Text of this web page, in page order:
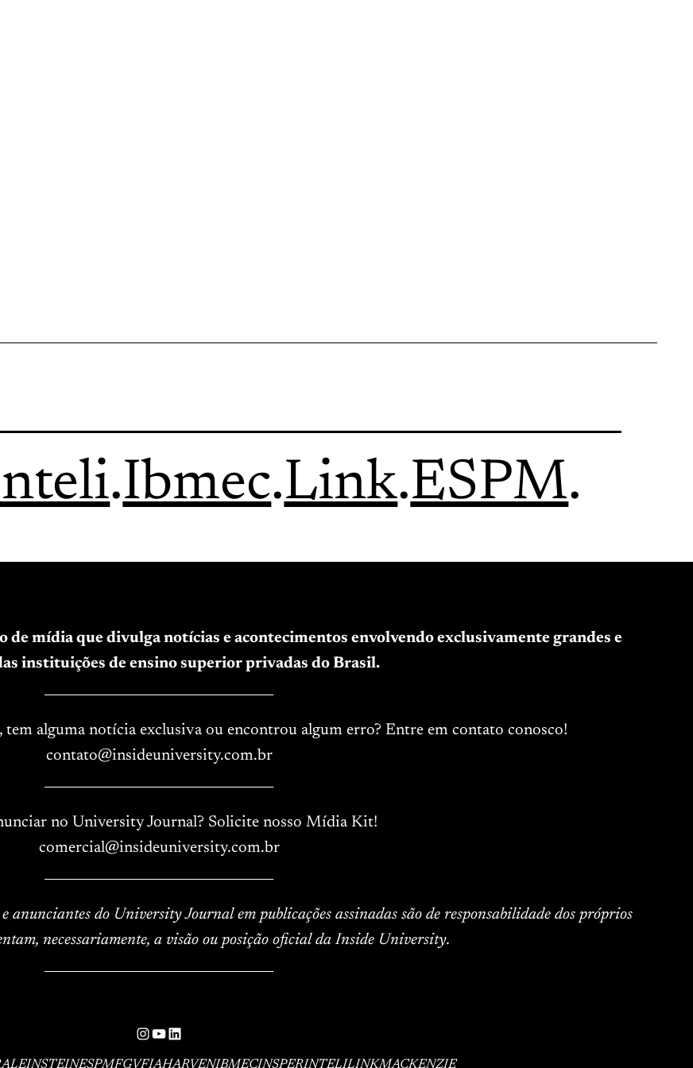
.Ibmec.Link.ESPM.
mídia que divulga notícias e acontecimentos envolvendo exclusivamente grandes e
instituições de ensino superior privadas do Brasil.
tem alguma notícia exclusiva ou encontrou algum erro? Entre em contato conosco!
contato@insideuniversity.com.br
no University Journal? Solicite nosso Mídia Kit!
comercial@insideuniversity.com.br
anunciantes do University Journal em publicações assinadas são de responsabilidade dos próprios
necessariamente, a visão ou posição oficial da Inside University.
Instagram
YouTube
LinkedIn
EINSTEINESPMFGVFIAHARVENIBMECINSPERINTELILINKMACKENZIE